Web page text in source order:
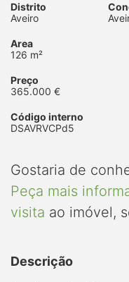
Distrito
Aveiro
Area
126 m²
Preço
365.000 €
Código interno
DSAVRVCPd5
Gostaria de
Peça mais
visita ao imóvel,
Descrição